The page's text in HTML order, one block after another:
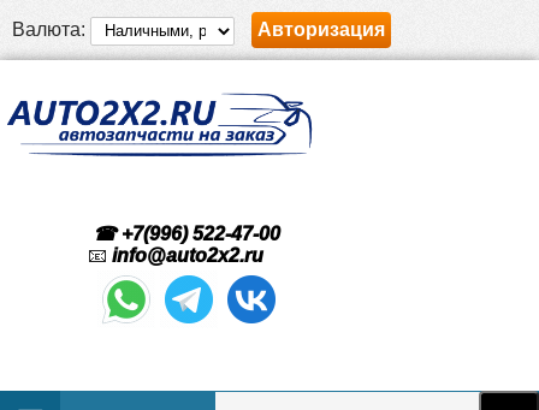
Валюта: Авторизация
☎ +7(996) 522-47-00
📧 info@auto2x2.ru